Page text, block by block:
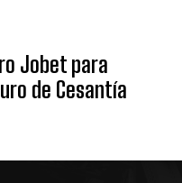
Jobet para
de Cesantía